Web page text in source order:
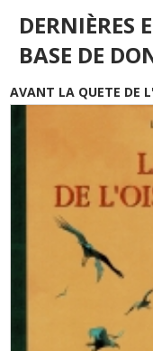
DERNIÈRES
BASE DE
AVANT LA QUETE DE